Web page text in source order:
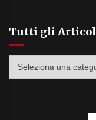
Tutti gli